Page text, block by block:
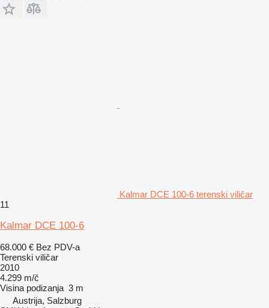
Kalmar DCE 100-6 terenski viličar
11
Kalmar DCE 100-6
68.000 € Bez PDV-a
Terenski viličar
2010
4.299 m/č
Visina podizanja 3 m
Austrija, Salzburg